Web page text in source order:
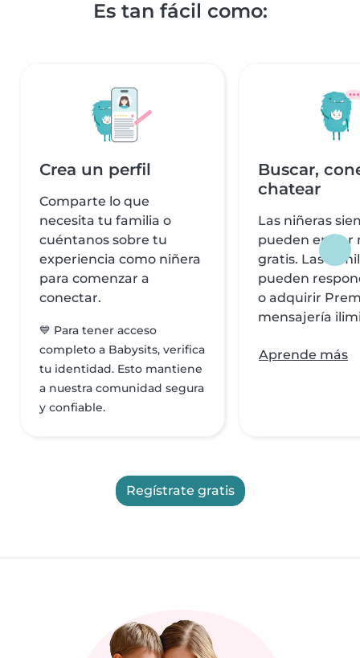
Es tan fácil como:
Crea un perfil
Comparte lo que
necesita tu familia o
cuéntanos sobre tu
experiencia como niñera
para comenzar a
conectar.
💙 Para tener acceso
completo a Babysits, verifica
tu identidad. Esto mantiene
a nuestra comunidad segura
y confiable.
Buscar,
chatear
Las niñeras
pueden enviar
gratis. Las
pueden
o adquirir
mensajería
Aprende más
Regístrate gratis